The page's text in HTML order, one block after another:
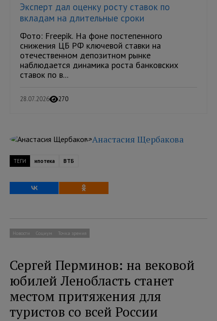
Эксперт дал оценку росту ставок по
вкладам на длительные сроки
Фото: Freepik. На фоне постепенного
снижения ЦБ РФ ключевой ставки на
отечественном депозитном рынке
наблюдается динамика роста банковских
ставок по в...
28.07.2026 270
Анастасия Щербакова
ТЕГИ ипотека ВТБ
Новости Социум Точка зрения
Сергей Перминов: на вековой
юбилей Ленобласть станет
местом притяжения для
туристов со всей России